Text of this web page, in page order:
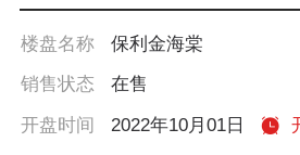
楼盘名称
保利金海棠
销售状态
在售
开盘时间
2022年10月01日